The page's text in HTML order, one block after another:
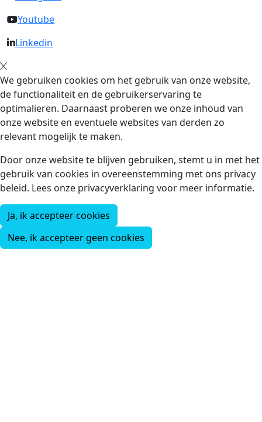
Youtube
Linkedin
We gebruiken cookies om het gebruik van onze website,
de functionaliteit en de gebruikerservaring te
optimalieren. Daarnaast proberen we onze inhoud van
onze website en eventuele websites van derden zo
relevant mogelijk te maken.
Door onze website te blijven gebruiken, stemt u in met het
gebruik van cookies in overeenstemming met ons privacy
beleid. Lees onze privacyverklaring voor meer informatie.
Ja, ik accepteer cookies
Nee, ik accepteer geen cookies